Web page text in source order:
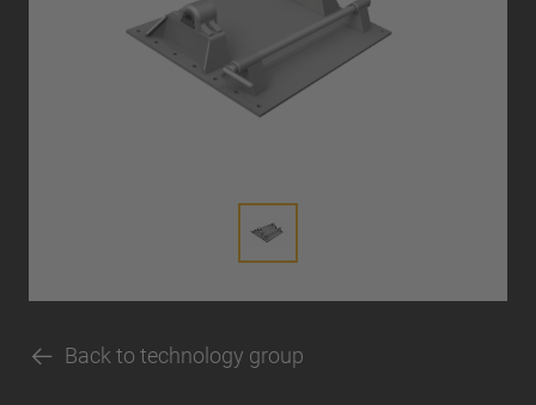
Back to technology group